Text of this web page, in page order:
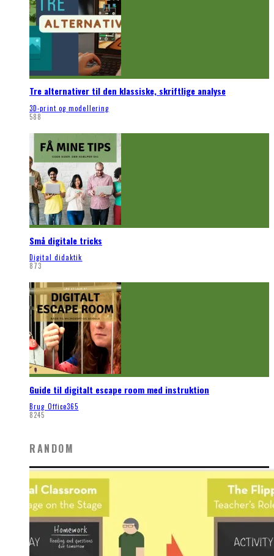
Tre alternativer til den klassiske, skriftlige analyse
3D-print og modellering
588
Små digitale tricks
Digital didaktik
873
Guide til digitalt escape room med instruktion
Brug Office365
8245
RANDOM